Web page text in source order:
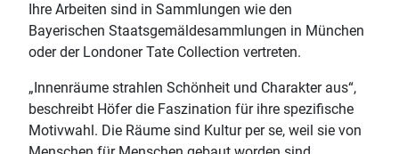
Ihre Arbeiten sind in Sammlungen wie den
Bayerischen Staatsgemäldesammlungen in München
oder der Londoner Tate Collection vertreten.
„Innenräume strahlen Schönheit und Charakter aus“,
beschreibt Höfer die Faszination für ihre spezifische
Motivwahl. Die Räume sind Kultur per se, weil sie von